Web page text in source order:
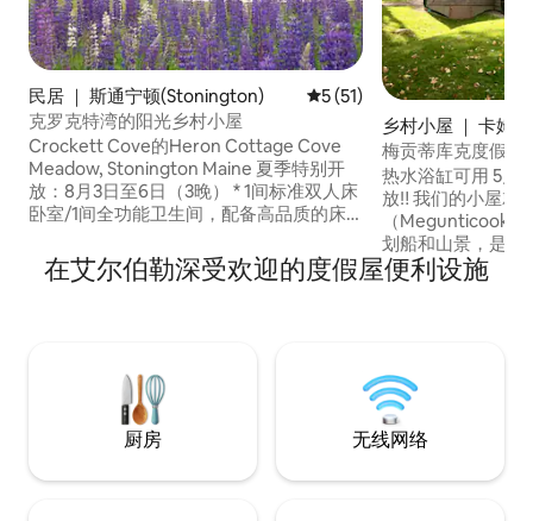
民居 ｜ 斯通宁顿(Stonington) 平均评分 5 分（满分 5 分）
5 (51)
克罗克特湾的阳光乡村小屋
Crockett Cove的Heron Cottage Cove
Meadow, Stonington Maine 夏季特别开
放：8月3日至6日（3晚） * 1间标准双人床
卧室/1间全功能卫生间，配备高品质的床
Crockett Cove's Tidal Estuary ）占地2.5
英 *含双人皮划艇！ *水边有火坑、吊床和
@covemeadowcottage 冬季和春季也可
预订-请参阅我的单独房源
乡村小屋 ｜ 卡姆登
梅贡蒂库克度假屋
热水浴缸可用 5月
放‼️ 我们的小屋就在梅根蒂库克湖
（Megunticook
划船和山景，是您
距离卡姆登山州
State Park）仅几
人都能找到心之所
禁止携带宠物！ ！️
在艾尔伯勒深受欢迎的度假屋便利设施
厨房 无线网络